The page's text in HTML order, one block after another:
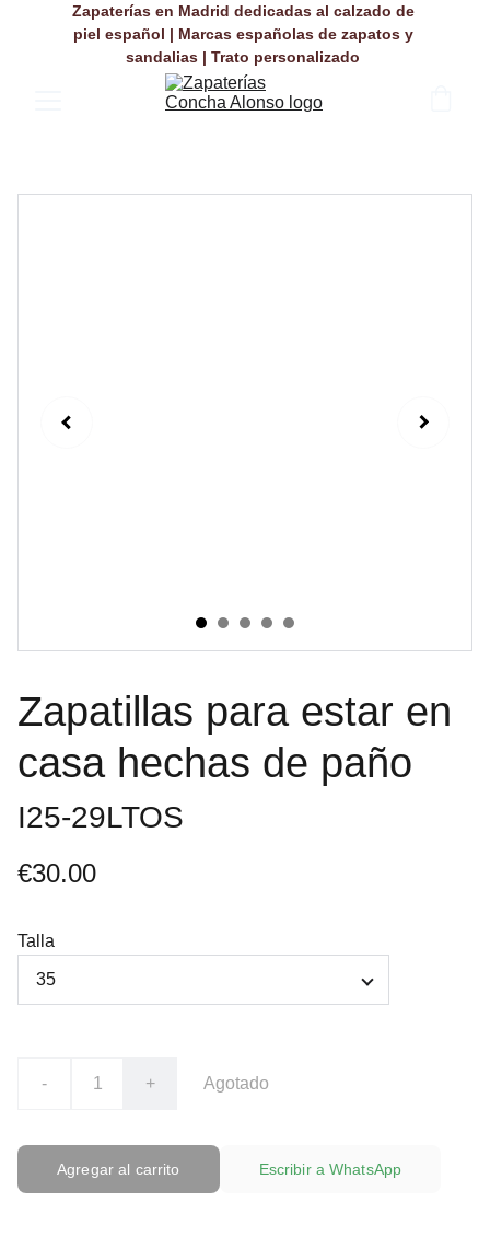
Zapaterías en Madrid dedicadas al calzado de
piel español | Marcas españolas de zapatos y
sandalias | Trato personalizado
Zapatillas para estar en
casa hechas de paño
I25-29LTOS
€30.00
Talla
- + Agotado
Agregar al carrito Escribir a WhatsApp